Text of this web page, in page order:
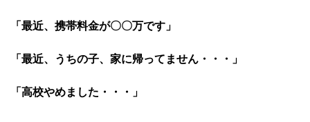
「最近、携帯料金が〇〇万です」
「最近、うちの子、家に帰ってません・・・」
「高校やめました・・・」